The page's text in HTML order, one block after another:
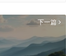
下一篇